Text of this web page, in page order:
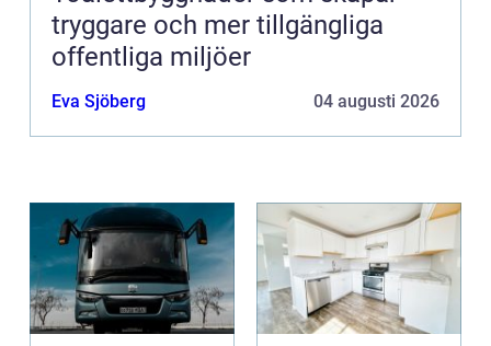
tryggare och mer tillgängliga
offentliga miljöer
Eva Sjöberg 04 augusti 2026